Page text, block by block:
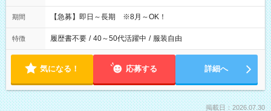
期間 【急募】即日～長期 ※8月～OK！
特徴 履歴書不要 / 40～50代活躍中 / 服装自由
気になる！ 応募する 詳細へ
掲載日：2026.07.30